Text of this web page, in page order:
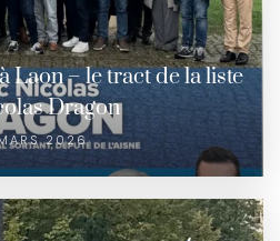
Laon – le tract de la liste
Dragon
2026